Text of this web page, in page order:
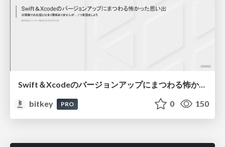
Swift＆Xcodeのバージョンアップにまつわる怖かった思い出 / Scary Memories of Swift and Xcode Updates
bitkey
PRO 0 150